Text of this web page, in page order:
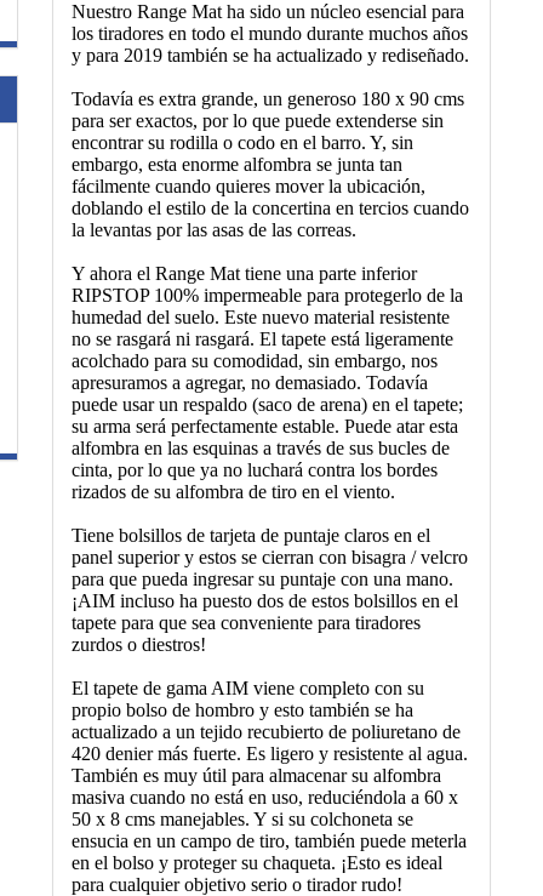
Nuestro Range Mat ha sido un núcleo esencial para
los tiradores en todo el mundo durante muchos años
y para 2019 también se ha actualizado y rediseñado.
Todavía es extra grande, un generoso 180 x 90 cms
para ser exactos, por lo que puede extenderse sin
encontrar su rodilla o codo en el barro. Y, sin
embargo, esta enorme alfombra se junta tan
fácilmente cuando quieres mover la ubicación,
doblando el estilo de la concertina en tercios cuando
la levantas por las asas de las correas.
Y ahora el Range Mat tiene una parte inferior
RIPSTOP 100% impermeable para protegerlo de la
humedad del suelo. Este nuevo material resistente
no se rasgará ni rasgará. El tapete está ligeramente
acolchado para su comodidad, sin embargo, nos
apresuramos a agregar, no demasiado. Todavía
puede usar un respaldo (saco de arena) en el tapete;
su arma será perfectamente estable. Puede atar esta
alfombra en las esquinas a través de sus bucles de
cinta, por lo que ya no luchará contra los bordes
rizados de su alfombra de tiro en el viento.
Tiene bolsillos de tarjeta de puntaje claros en el
panel superior y estos se cierran con bisagra / velcro
para que pueda ingresar su puntaje con una mano.
¡AIM incluso ha puesto dos de estos bolsillos en el
tapete para que sea conveniente para tiradores
zurdos o diestros!
El tapete de gama AIM viene completo con su
propio bolso de hombro y esto también se ha
actualizado a un tejido recubierto de poliuretano de
420 denier más fuerte. Es ligero y resistente al agua.
También es muy útil para almacenar su alfombra
masiva cuando no está en uso, reduciéndola a 60 x
50 x 8 cms manejables. Y si su colchoneta se
ensucia en un campo de tiro, también puede meterla
en el bolso y proteger su chaqueta. ¡Esto es ideal
para cualquier objetivo serio o tirador rudo!